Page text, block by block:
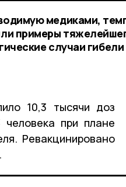
медиками,
примеры
случаи
10,3 тысячи доз
человека при плане
Ревакцинировано